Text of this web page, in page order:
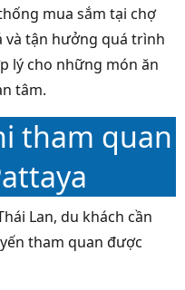
mua sắm tại chợ
và tận hưởng quá trình
lý cho những món ăn
tâm.
tham quan
Lan, du khách cần
tham quan được